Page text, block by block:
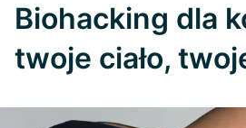
Biohacking dla
twoje ciało,